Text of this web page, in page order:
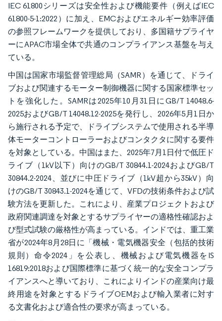
IEC 61800シリーズは安全性および機能要件（例えばIEC
61800-5-1:2022）に加え、EMCおよびエネルギー効率評価
の参照フレームワークを提供しており、多国籍サプライヤ
ーにAPAC市場全体で共通のコンプライアンス基盤を与え
ている。
中国は国家市場監督管理総局（SAMR）を通じて、ドライ
ブおよび関連するモーター制御機器に関する国家標準セッ
トを強化した。SAMRは2025年10月31日にGB/T 14048.6-
2025およびGB/T 14048.12-2025を発行し、2026年5月1日か
ら施行される予定で、ドライブシステムで使用される半導
体モーターコントローラーおよびコンタクタに関する要件
を対象としている。中国はまた、2025年7月1日付で低圧ド
ライブ（1kV以下）向けのGB/T 30844.1-2024およびGB/T
30844.2-2024、並びに中圧ドライブ（1kV超から35kV）向
けのGB/T 30843.1-2024を通じて、VFDの技術条件および試
験方法を更新した。これにより、産業プロジェクトおよび
政府関連調達を対象とするサプライヤーの適格性確認およ
び型式試験の厳格性が高まっている。インドでは、重工業
省が2024年8月28日に「機械・電気機器安全（包括的技術
規則）命令2024」を公表し、機械および電気機器をIS
16819:2018および国際標準に基づく統一的な安全コンプラ
イアンスへと導いており、これによりインドの産業向け最
終用途を対象とするドライブOEMおよび輸入業者に対す
る文書化および適合性の要求が高まっている。